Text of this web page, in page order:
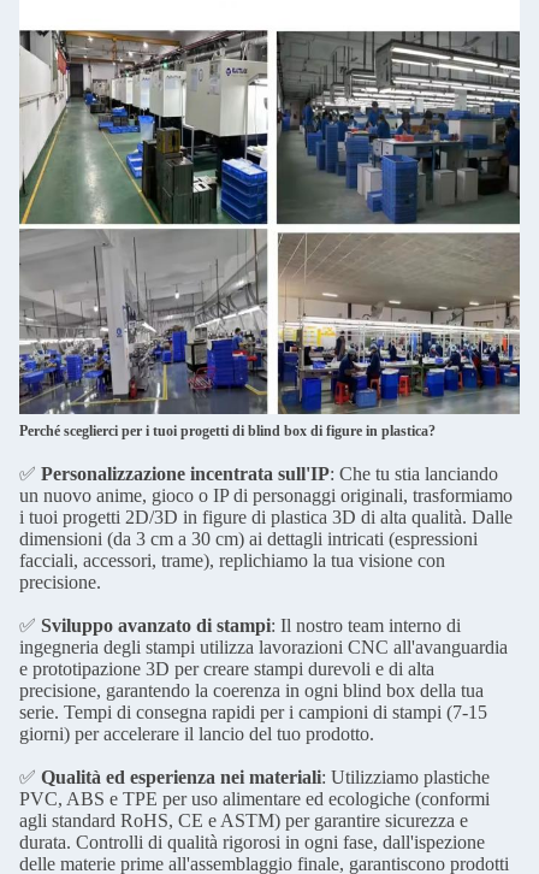
Perché sceglierci per i tuoi progetti di blind box di figure in plastica?
✅ Personalizzazione incentrata sull'IP: Che tu stia lanciando
un nuovo anime, gioco o IP di personaggi originali, trasformiamo
i tuoi progetti 2D/3D in figure di plastica 3D di alta qualità. Dalle
dimensioni (da 3 cm a 30 cm) ai dettagli intricati (espressioni
facciali, accessori, trame), replichiamo la tua visione con
precisione.
✅ Sviluppo avanzato di stampi: Il nostro team interno di
ingegneria degli stampi utilizza lavorazioni CNC all'avanguardia
e prototipazione 3D per creare stampi durevoli e di alta
precisione, garantendo la coerenza in ogni blind box della tua
serie. Tempi di consegna rapidi per i campioni di stampi (7-15
giorni) per accelerare il lancio del tuo prodotto.
✅ Qualità ed esperienza nei materiali: Utilizziamo plastiche
PVC, ABS e TPE per uso alimentare ed ecologiche (conformi
agli standard RoHS, CE e ASTM) per garantire sicurezza e
durata. Controlli di qualità rigorosi in ogni fase, dall'ispezione
delle materie prime all'assemblaggio finale, garantiscono prodotti